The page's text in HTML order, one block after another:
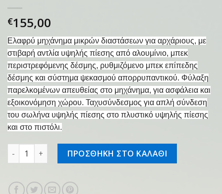
€155,00
Ελαφρύ μηχάνημα μικρών διαστάσεων για αρχάριους, με
στιβαρή αντλία υψηλής πίεσης από αλουμίνιο, μπεκ
περιστρεφόμενης δέσμης, ρυθμιζόμενο μπεκ επίπεδης
δέσμης και σύστημα ψεκασμού απορρυπαντικού. Φύλαξη
παρελκομένων απευθείας στο μηχάνημα, για ασφάλεια και
εξοικονόμηση χώρου. Ταχυσύνδεσμος για απλή σύνδεση
του σωλήνα υψηλής πίεσης στο πλυστικό υψηλής πίεσης
και στο πιστόλι.
Πλυστικό μηχάνημα RE 80 ποσότητα
ΠΡΟΣΘΗΚΗ ΣΤΟ ΚΑΛΑΘΙ